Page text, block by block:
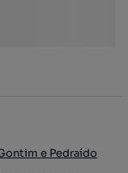
e Pedraído